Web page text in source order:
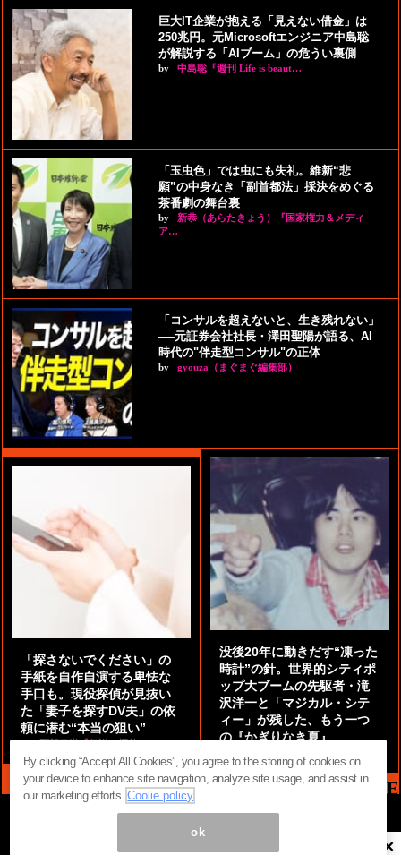
巨大IT企業が抱える「見えない借金」は
250兆円。元Microsoftエンジニア中島聡
が解説する「AIブーム」の危うい裏側
by 中島聡『週刊 Life is beaut…
「玉虫色」では虫にも失礼。維新“悲
願”の中身なき「副首都法」採決をめぐる
茶番劇の舞台裏
by
新恭（あらたきょう）『国家権力＆メディ
ア…
「コンサルを超えないと、生き残れない」
──元証券会社社長・澤田聖陽が語る、AI
時代の"伴走型コンサル"の正体
by gyouza（まぐまぐ編集部）
「探さないでください」の
手紙を自作自演する卑怯な
手口も。現役探偵が見抜い
た「妻子を探すDV夫」の依
頼に潜む“本当の狙い”
没後20年に動きだす“凍った
時計”の針。世界的シティポ
ップ大ブームの先駆者・滝
沢洋一と「マジカル・シテ
ィー」が残した、もう一つ
の『かぎりなき夏』
MAG2 NEWS HEADLINE
ページ内の商標は全て商標権者に属します。無断転載を禁じます。 © ×
By clicking “Accept All Cookies”, you agree to the storing of cookies on
your device to enhance site navigation, analyze site usage, and assist in
our marketing efforts.Coolie policy
ok